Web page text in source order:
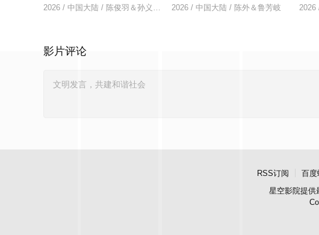
2026 / 中国大陆 / 陈俊羽＆孙义宸＆郭亚宁2026 / 中国大陆 / 陈外＆鲁芳岐 2026
影片评论
RSS订阅 百度
星空影院提供